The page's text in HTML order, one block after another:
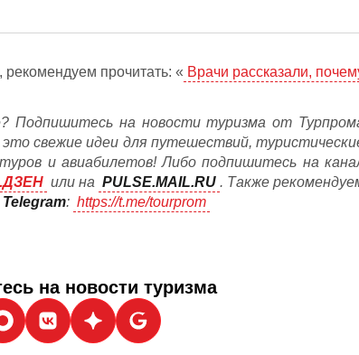
прочитать: « Врачи рассказали,
на новости туризма от
это свежие идеи для путешествий,
и авиабилетов! Либо подпишитесь на
или на PULSE.MAIL.RU . Также
Telegram: https://t.me/tourprom
на новости туризма